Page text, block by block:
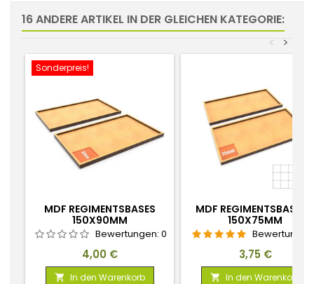
16 ANDERE ARTIKEL IN DER GLEICHEN KATEGORIE:
>
<
Sonderpreis!
MDF REGIMENTSBASES
150X90MM
Bewertungen: 0
Preis
4,00 €
 In den Warenkorb
MDF REGIMENTSBASES -
150X75MM
Preis
3,75 €
 In den Warenkorb